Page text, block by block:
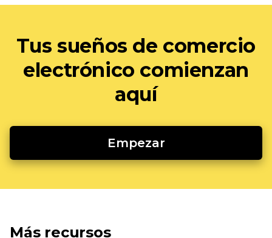
Tus sueños de comercio
electrónico comienzan
aquí
Empezar
Más recursos